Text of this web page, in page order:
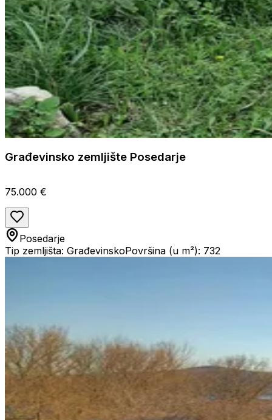
Građevinsko zemljište Posedarje
75.000 €
Posedarje
Tip zemljišta: GrađevinskoPovršina (u m²): 732